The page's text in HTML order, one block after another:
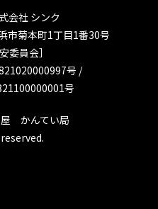
会社 シンク
市菊本町1丁目1番30号
委員会］
号 /
号
かんてい局